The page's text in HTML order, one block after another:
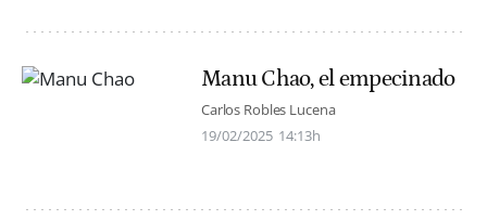
Manu Chao, el empecinado
Carlos Robles Lucena
19/02/2025 14:13h